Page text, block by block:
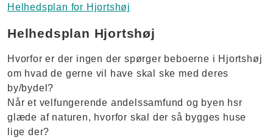
Helhedsplan for Hjortshøj
Helhedsplan Hjortshøj
Hvorfor er der ingen der spørger beboerne i Hjortshøj
om hvad de gerne vil have skal ske med deres
by/bydel?
Når et velfungerende andelssamfund og byen hsr
glæde af naturen, hvorfor skal der så bygges huse
lige der?